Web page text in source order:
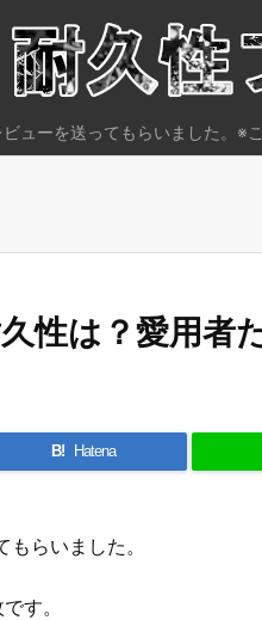
ューを送ってもらいました。※
性は？愛用者
B! Hatena
らいました。
す。